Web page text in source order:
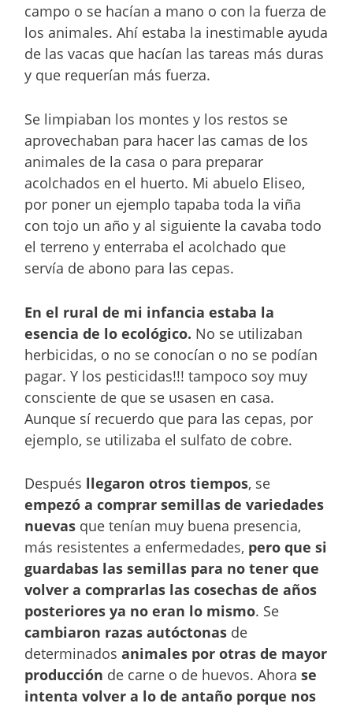
campo o se hacían a mano o con la fuerza de
los animales. Ahí estaba la inestimable ayuda
de las vacas que hacían las tareas más duras
y que requerían más fuerza.
Se limpiaban los montes y los restos se
aprovechaban para hacer las camas de los
animales de la casa o para preparar
acolchados en el huerto. Mi abuelo Eliseo,
por poner un ejemplo tapaba toda la viña
con tojo un año y al siguiente la cavaba todo
el terreno y enterraba el acolchado que
servía de abono para las cepas.
En el rural de mi infancia estaba la
esencia de lo ecológico. No se utilizaban
herbicidas, o no se conocían o no se podían
pagar. Y los pesticidas!!! tampoco soy muy
consciente de que se usasen en casa.
Aunque sí recuerdo que para las cepas, por
ejemplo, se utilizaba el sulfato de cobre.
Después llegaron otros tiempos, se
empezó a comprar semillas de variedades
nuevas que tenían muy buena presencia,
más resistentes a enfermedades, pero que si
guardabas las semillas para no tener que
volver a comprarlas las cosechas de años
posteriores ya no eran lo mismo. Se
cambiaron razas autóctonas de
determinadosanimales por otras de mayor
producción de carne o de huevos. Ahorase
intenta volver a lo de antaño porque nos